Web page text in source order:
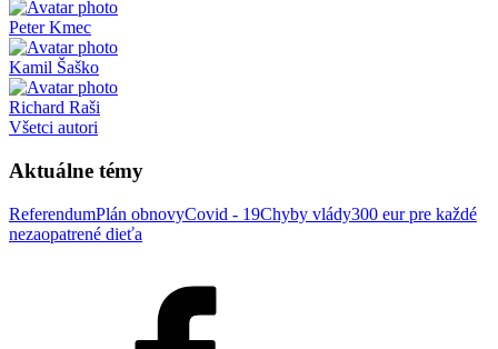
Peter Kmec
Kamil Šaško
Richard Raši
Všetci autori
Aktuálne témy
ReferendumPlán obnovyCovid - 19Chyby vlády300 eur pre každé
nezaopatrené dieťa